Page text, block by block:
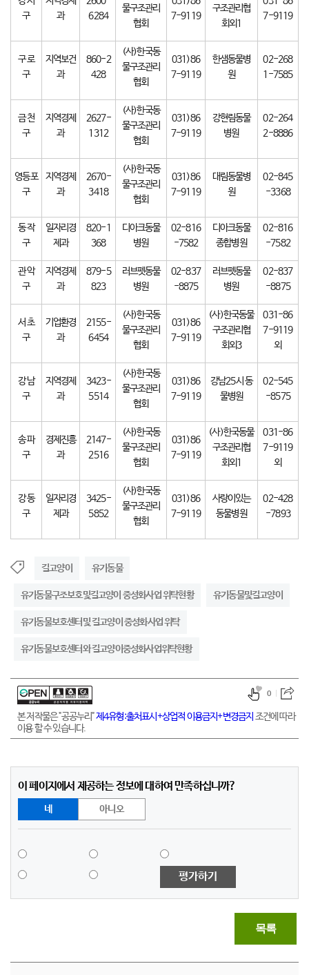
구
과
6284
물구조관리
협회
7-9119
구조관리협
회외1
7-9119
구 로
구
지역보건
과
860-2
428
(사)한국동
물구조관리
협회
031)86
7-9119
한샘동물병
원
02-268
1-7585
금 천
구
지역경제
과
2627-
1312
(사)한국동
물구조관리
협회
031)86
7-9119
강현림동물
병원
02-264
2-8886
영등포
구
지역경제
과
2670-
3418
(사)한국동
물구조관리
협회
031)86
7-9119
대림동물병
원
02-845
-3368
동 작
구
일자리경
제과
820-1
368
디아크동물
병원
02-816
-7582
디아크동물
종합병원
02-816
-7582
관 악
구
지역경제
과
879-5
823
러브펫동물
병원
02-837
-8875
러브펫동물
병원
02-837
-8875
서 초
구
기업환경
과
2155-
6454
(사)한국동
물구조관리
협회
031)86
7-9119
(사)한국동물
구조관리협
회외3
031-86
7-9119
외
강 남
구
지역경제
과
3423-
5514
(사)한국동
물구조관리
협회
031)86
7-9119
강남25시 동
물병원
02-545
-8575
송 파
구
경제진흥
과
2147-
2516
(사)한국동
물구조관리
협회
031)86
7-9119
(사)한국동물
구조관리협
회외1
031-86
7-9119
외
강 동
구
일자리경
제과
3425-
5852
(사)한국동
물구조관리
협회
031)86
7-9119
사랑이있는
동물병원
02-428
-7893
길고양이 유기동물
유기동물구조보호및길고양이 중성화사업 위탁현황 유기동물및길고양이
유기동물보호센터및 길고양이 중성화사업 위탁
유기동물보호센터와 길고양이중성화사업위탁현황
본 저작물은 "공공누리"제4유형:출처표시+상업적 이용금지+변경금지 조건에 따라
이용 할 수 있습니다.
0
이 페이지에서 제공하는 정보에 대하여 만족하십니까?
네 아니오
평가하기
목록